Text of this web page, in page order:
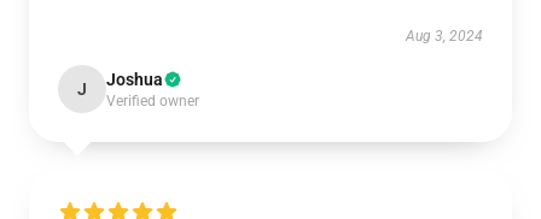
Aug 3, 2024
J Joshua
Verified owner